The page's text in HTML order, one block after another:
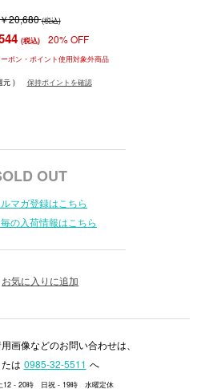
20,680(税込)
(税込) 20% OFF
ポン・ポイント使用対象外商品
元 ) 保持ポイントを確認
OUT
マガ登録はこちら
の入荷情報はこちら
お気に入りに追加
画像などのお問い合わせは、
は 0985-32-5511 へ
12 - 20時 日祝 - 19時 水曜定休